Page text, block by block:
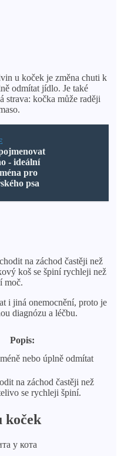
u koček je změna chuti k
odmítat jídlo. Je také
strava: kočka může raději
- ideální
pro
psa
na záchod častěji než
koš se špiní rychleji než
moč.
i jiná onemocnění, proto je
diagnózu a léčbu.
Popis:
nebo úplně odmítat
na záchod častěji než
se rychleji špiní.
koček